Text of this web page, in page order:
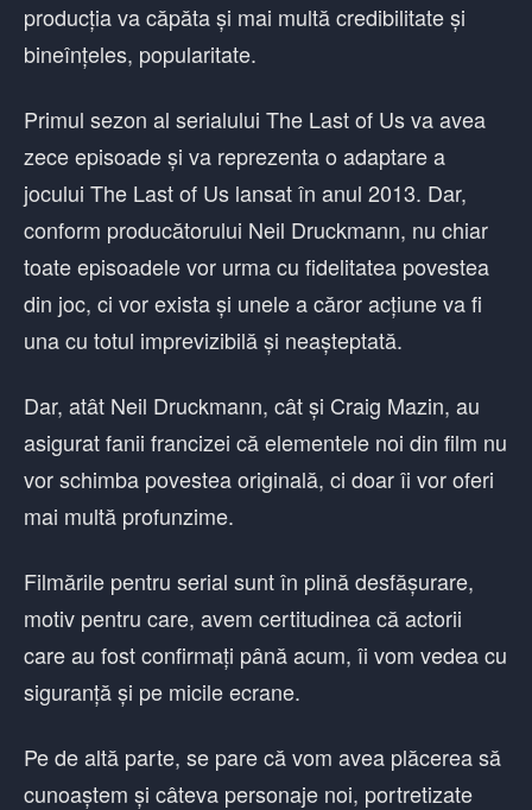
producția va căpăta și mai multă credibilitate și
bineînțeles, popularitate.
Primul sezon al serialului The Last of Us va avea
zece episoade și va reprezenta o adaptare a
jocului The Last of Us lansat în anul 2013. Dar,
conform producătorului Neil Druckmann, nu chiar
toate episoadele vor urma cu fidelitatea povestea
din joc, ci vor exista și unele a căror acțiune va fi
una cu totul imprevizibilă și neașteptată.
Dar, atât Neil Druckmann, cât și Craig Mazin, au
asigurat fanii francizei că elementele noi din film nu
vor schimba povestea originală, ci doar îi vor oferi
mai multă profunzime.
Filmările pentru serial sunt în plină desfășurare,
motiv pentru care, avem certitudinea că actorii
care au fost confirmați până acum, îi vom vedea cu
siguranță și pe micile ecrane.
Pe de altă parte, se pare că vom avea plăcerea să
cunoaștem și câteva personaje noi, portretizate